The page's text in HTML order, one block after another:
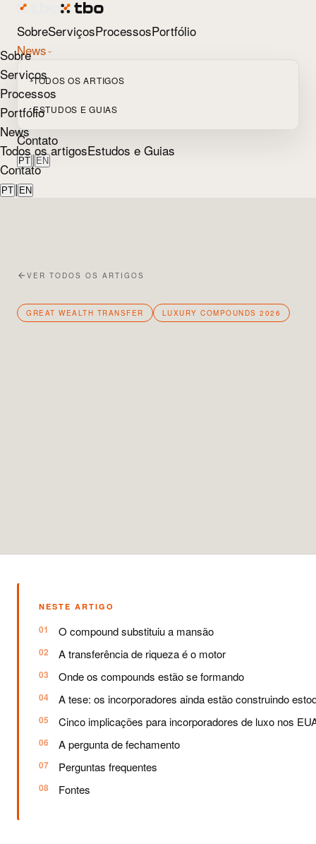
SobreServiçosProcessosPortfólio
News
TODOS OS ARTIGOS
ESTUDOS E GUIAS
Contato
PT | EN
Sobre
Serviços
Processos
Portfólio
News
Todos os artigosEstudos e Guias
Contato
PT | EN
VER TODOS OS ARTIGOS
GREAT WEALTH TRANSFER LUXURY COMPOUNDS 2026
NESTE ARTIGO
O compound substituiu a mansão
A transferência de riqueza é o motor
Onde os compounds estão se formando
A tese: os incorporadores ainda estão construindo
Cinco implicações para incorporadores de luxo nos
A pergunta de fechamento
Perguntas frequentes
Fontes